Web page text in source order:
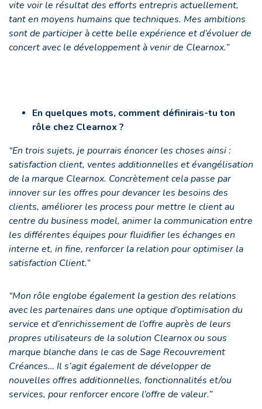
vite voir le résultat des efforts entrepris actuellement,
tant en moyens humains que techniques. Mes ambitions
sont de participer à cette belle expérience et d’évoluer de
concert avec le développement à venir de Clearnox.”
En quelques mots, comment définirais-tu ton
rôle chez Clearnox ?
“En trois sujets, je pourrais énoncer les choses ainsi :
satisfaction client, ventes additionnelles et évangélisation
de la marque Clearnox. Concrètement cela passe par
innover sur les offres pour devancer les besoins des
clients, améliorer les process pour mettre le client au
centre du business model, animer la communication entre
les différentes équipes pour fluidifier les échanges en
interne et, in fine, renforcer la relation pour optimiser la
satisfaction Client.”
“Mon rôle englobe également la gestion des relations
avec les partenaires dans une optique d’optimisation du
service et d’enrichissement de l’offre auprès de leurs
propres utilisateurs de la solution Clearnox ou sous
marque blanche dans le cas de Sage Recouvrement
Créances… Il s’agit également de développer de
nouvelles offres additionnelles, fonctionnalités et/ou
services, pour renforcer encore l’offre de valeur.”